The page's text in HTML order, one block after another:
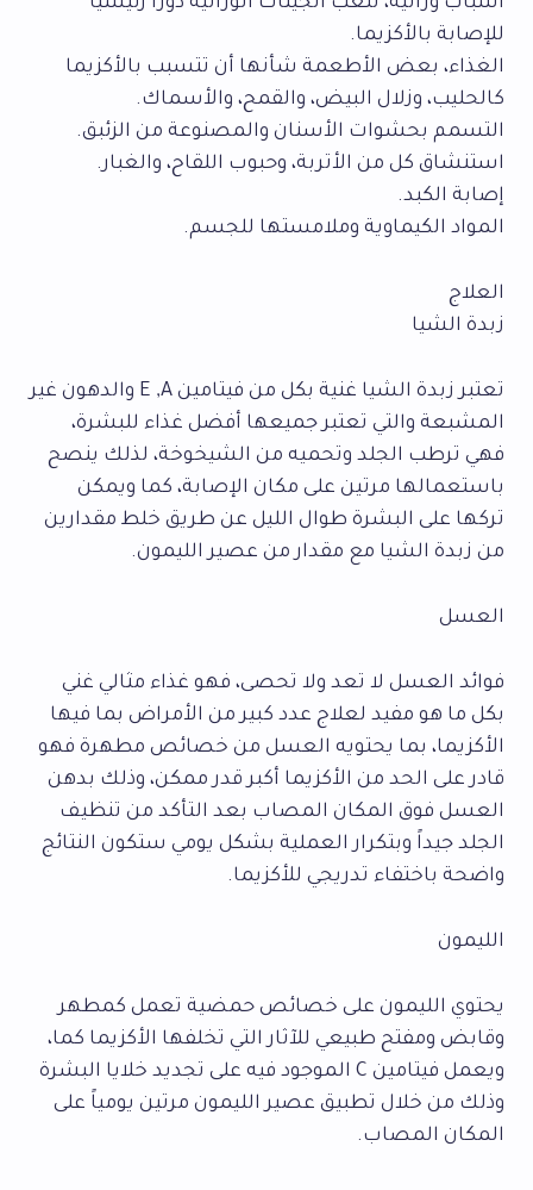
للإصابة بالأكزيما.
الغذاء، بعض الأطعمة شأنها أن تتسبب بالأكزيما
كالحليب، وزلال البيض، والقمح، والأسماك.
التسمم بحشوات الأسنان والمصنوعة من الزئبق.
استنشاق كل من الأتربة، وحبوب اللقاح، والغبار.
إصابة الكبد.
المواد الكيماوية وملامستها للجسم.
العلاج
زبدة الشيا
تعتبر زبدة الشيا غنية بكل من فيتامين E ,A والدهون غير
المشبعة والتي تعتبر جميعها أفضل غذاء للبشرة،
فهي ترطب الجلد وتحميه من الشيخوخة، لذلك ينصح
باستعمالها مرتين على مكان الإصابة، كما ويمكن
تركها على البشرة طوال الليل عن طريق خلط مقدارين
من زبدة الشيا مع مقدار من عصير الليمون.
العسل
فوائد العسل لا تعد ولا تحصى، فهو غذاء مثالي غني
بكل ما هو مفيد لعلاج عدد كبير من الأمراض بما فيها
الأكزيما، بما يحتويه العسل من خصائص مطهرة فهو
قادر على الحد من الأكزيما أكبر قدر ممكن، وذلك بدهن
العسل فوق المكان المصاب بعد التأكد من تنظيف
الجلد جيداً وبتكرار العملية بشكل يومي ستكون النتائج
واضحة باختفاء تدريجي للأكزيما.
الليمون
يحتوي الليمون على خصائص حمضية تعمل كمطهر
وقابض ومفتح طبيعي للآثار التي تخلفها الأكزيما كما،
ويعمل فيتامين C الموجود فيه على تجديد خلايا البشرة
وذلك من خلال تطبيق عصير الليمون مرتين يومياً على
المكان المصاب.